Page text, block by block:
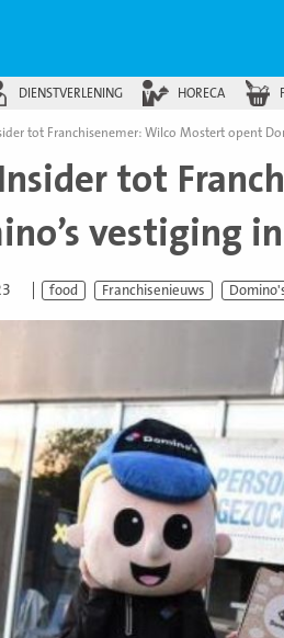
DIENSTVERLENING HORECA
tot Franchisenemer: Wilco Mostert opent
tot
vestiging
food Franchisenieuws